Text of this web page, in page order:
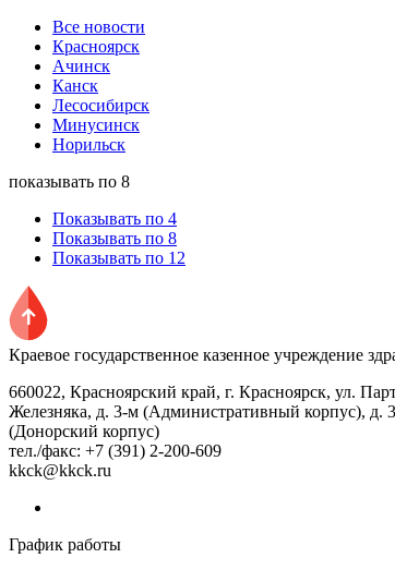
Все новости
Красноярск
Ачинск
Канск
Лесосибирск
Минусинск
Норильск
показывать по 8
Показывать по 4
Показывать по 8
Показывать по 12
Краевое государственное казенное учреждение
660022, Красноярский край, г. Красноярск, ул.
Железняка, д. 3-м (Административный корпус), д.
(Донорский корпус)
тел./факс: +7 (391) 2-200-609
kkck@kkck.ru
График работы